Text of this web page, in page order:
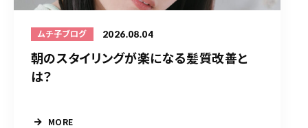
ムチ子ブログ 2026.08.04
朝のスタイリングが楽になる髪質改善と
は？
MORE